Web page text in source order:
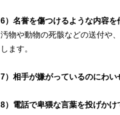
6）名誉を傷つけるような内容を
汚物や動物の死骸などの送付や
します。
7）相手が嫌がっているのにわ
8）電話で卑猥な言葉を投げか